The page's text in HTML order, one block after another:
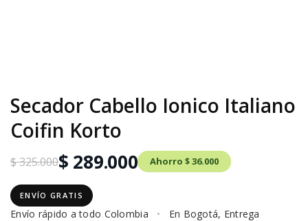
Secador Cabello Ionico Italiano
Coifin Korto
$ 325.000$ 289.000 Ahorro $ 36.000
ENVÍO GRATIS
Envío rápido a todo Colombia •
En Bogotá, Entrega